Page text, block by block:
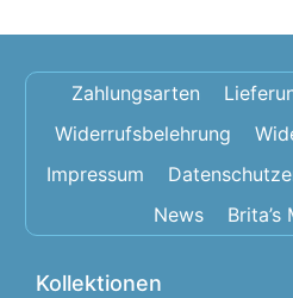
Zahlungsarten
Widerrufsbelehrung
Impressum
News
Brita’s
Kollektionen